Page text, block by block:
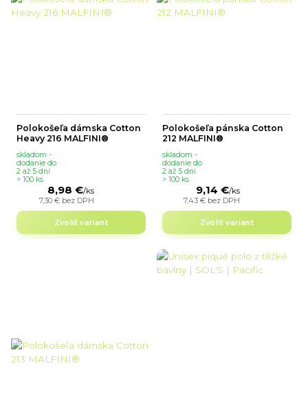
Polokošeľa dámska Cotton
Heavy 216 MALFINI®
8,98 €/ks
7,30 € bez DPH
skladom -
dodanie do
2 až 5 dní
> 100 ks
Zvoliť variant
Polokošeľa pánska Cotton
212 MALFINI®
9,14 €/ks
7,43 € bez DPH
skladom -
dodanie do
2 až 5 dní
> 100 ks
Zvoliť variant